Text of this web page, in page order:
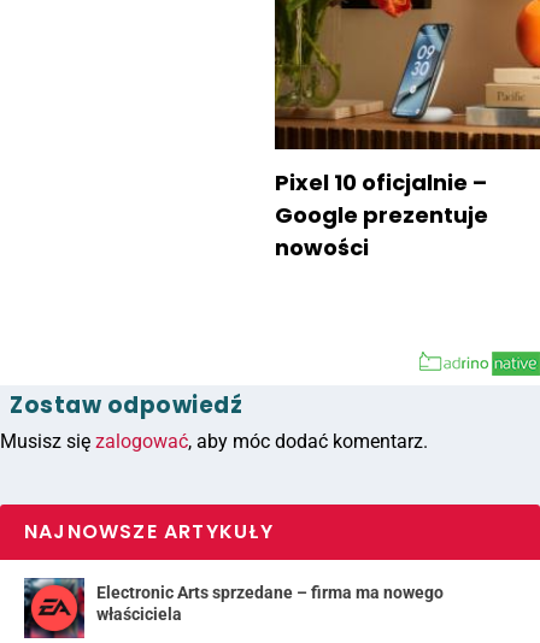
Pixel 10 oficjalnie –
Google prezentuje
nowości
Zostaw odpowiedź
Musisz się zalogować, aby móc dodać komentarz.
NAJNOWSZE ARTYKUŁY
Electronic Arts sprzedane – firma ma nowego
właściciela